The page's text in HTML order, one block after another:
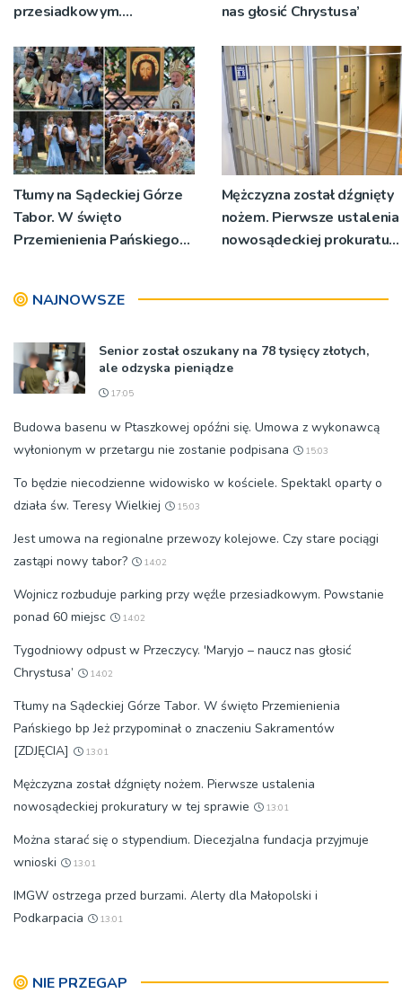
przesiadkowym.
miejsc
nas głosić Chrystusa’
Tłumy na Sądeckiej Górze
Tabor. W święto
Przemienienia Pańskiego
[ZDJĘCIA]
Mężczyzna został dźgnięty
nożem. Pierwsze ustalenia
nowosądeckiej prokuratury
NAJNOWSZE
Senior został oszukany na 78 tysięcy złotych,
ale odzyska pieniądze
17:05
Budowa basenu w Ptaszkowej opóźni się. Umowa z wykonawcą
wyłonionym w przetargu nie zostanie podpisana
15:03
To będzie niecodzienne widowisko w kościele. Spektakl oparty o
działa św. Teresy Wielkiej
15:03
Jest umowa na regionalne przewozy kolejowe. Czy stare pociągi
zastąpi nowy tabor?
14:02
Wojnicz rozbuduje parking przy węźle przesiadkowym. Powstanie
ponad 60 miejsc
14:02
Tygodniowy odpust w Przeczycy. 'Maryjo – naucz nas głosić
Chrystusa’
14:02
Tłumy na Sądeckiej Górze Tabor. W święto Przemienienia
Pańskiego bp Jeż przypominał o znaczeniu Sakramentów
[ZDJĘCIA]
13:01
Mężczyzna został dźgnięty nożem. Pierwsze ustalenia
nowosądeckiej prokuratury w tej sprawie
13:01
Można starać się o stypendium. Diecezjalna fundacja przyjmuje
wnioski
13:01
IMGW ostrzega przed burzami. Alerty dla Małopolski i
Podkarpacia
13:01
NIE PRZEGAP